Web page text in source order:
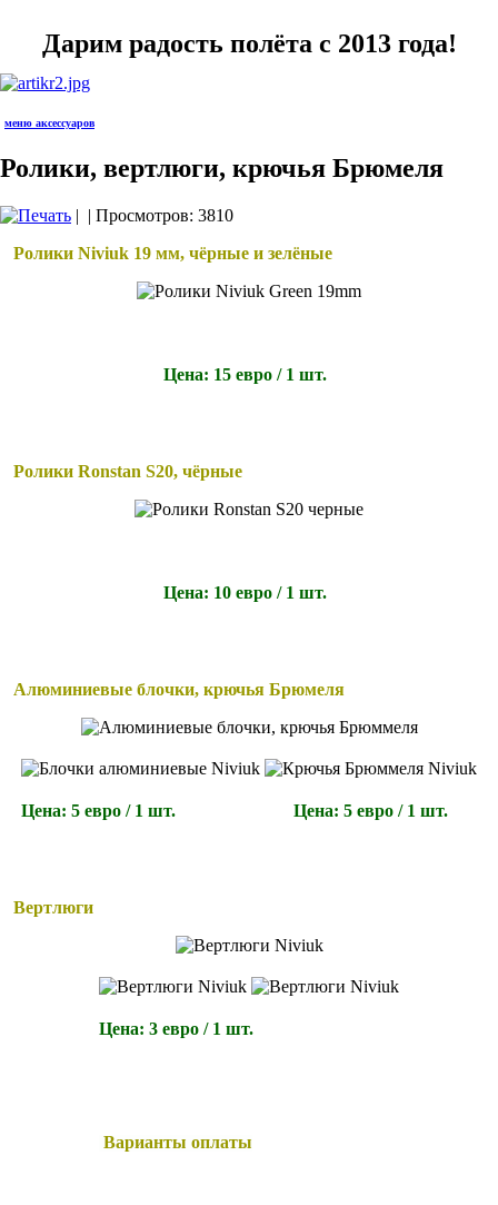
Дарим радость полёта с 2013 года!
меню аксессуаров
Ролики, вертлюги, крючья Брюмеля
| | Просмотров: 3810
Ролики Niviuk 19 мм, чёрные и зелёные
Цена: 15 евро / 1 шт.
Ролики Ronstan S20, чёрные
Цена: 10 евро / 1 шт.
Алюминиевые блочки, крючья Брюмеля
Цена: 5 евро / 1 шт. Цена: 5 евро / 1 шт.
Вертлюги
Цена: 3 евро / 1 шт.
Варианты оплаты